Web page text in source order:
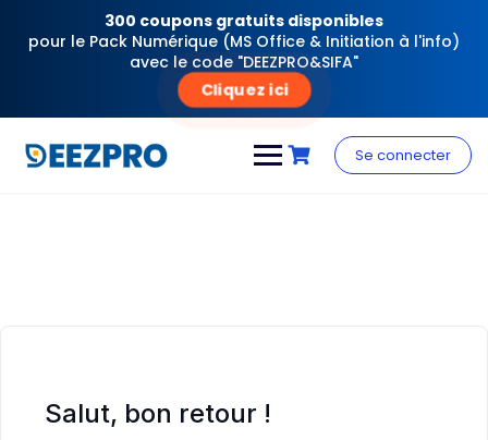
300 coupons gratuits disponibles
pour le Pack Numérique (MS Office & Initiation à l'info)
avec le code "DEEZPRO&SIFA"
Cliquez ici
content
Se connecter
Salut, bon retour !